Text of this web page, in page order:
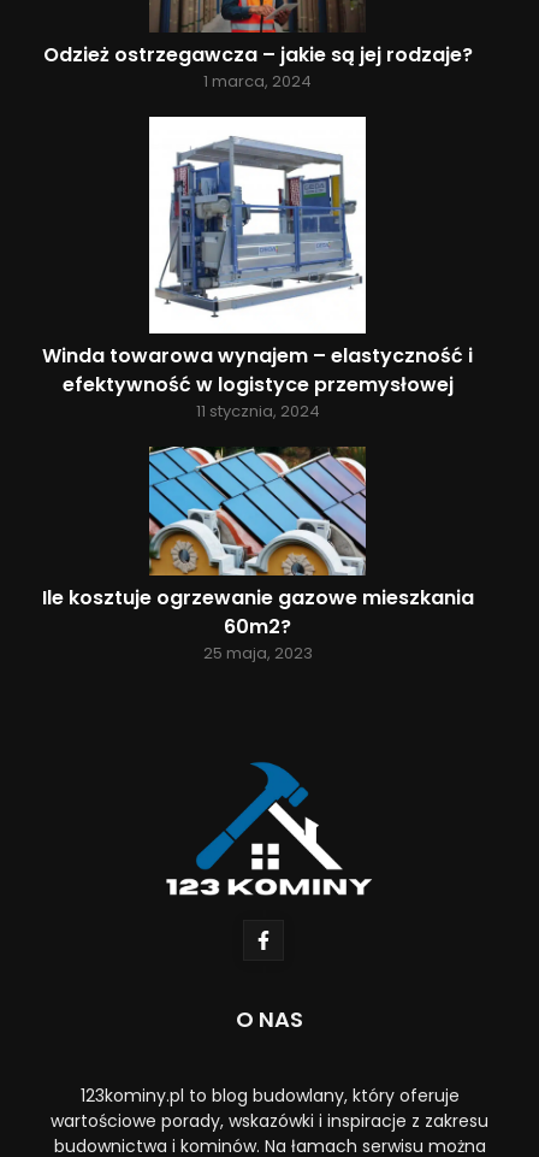
Odzież ostrzegawcza – jakie są jej rodzaje?
1 marca, 2024
Winda towarowa wynajem – elastyczność i
efektywność w logistyce przemysłowej
11 stycznia, 2024
Ile kosztuje ogrzewanie gazowe mieszkania
60m2?
25 maja, 2023
O NAS
123kominy.pl to blog budowlany, który oferuje
wartościowe porady, wskazówki i inspiracje z zakresu
budownictwa i kominów. Na łamach serwisu można